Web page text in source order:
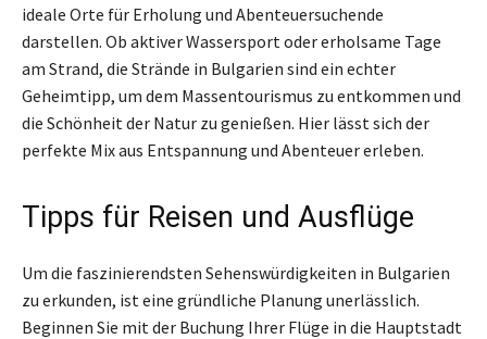
ideale Orte für Erholung und Abenteuersuchende
darstellen. Ob aktiver Wassersport oder erholsame Tage
am Strand, die Strände in Bulgarien sind ein echter
Geheimtipp, um dem Massentourismus zu entkommen und
die Schönheit der Natur zu genießen. Hier lässt sich der
perfekte Mix aus Entspannung und Abenteuer erleben.
Tipps für Reisen und Ausflüge
Um die faszinierendsten Sehenswürdigkeiten in Bulgarien
zu erkunden, ist eine gründliche Planung unerlässlich.
Beginnen Sie mit der Buchung Ihrer Flüge in die Hauptstadt